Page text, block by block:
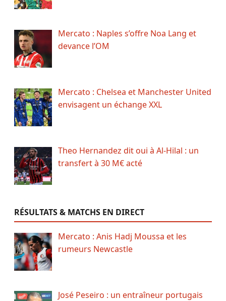
Mercato : Naples s’offre Noa Lang et
devance l’OM
Mercato : Chelsea et Manchester United
envisagent un échange XXL
Theo Hernandez dit oui à Al-Hilal : un
transfert à 30 M€ acté
RÉSULTATS & MATCHS EN DIRECT
Mercato : Anis Hadj Moussa et les
rumeurs Newcastle
José Peseiro : un entraîneur portugais